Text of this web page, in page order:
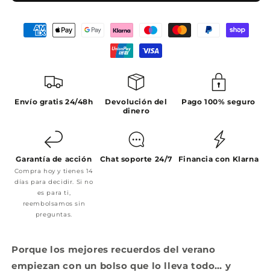
Envío gratis 24/48h
Devolución del
dinero
Pago 100% seguro
Garantía de acción
Compra hoy y tienes 14
días para decidir. Si no
es para ti,
reembolsamos sin
preguntas.
Chat soporte 24/7 Financia con Klarna
Porque los mejores recuerdos del verano
empiezan con un bolso que lo lleva todo… y